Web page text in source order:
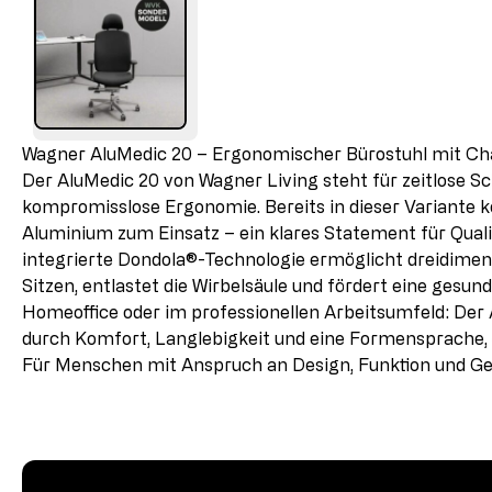
Wagner AluMedic 20 – Ergonomischer Bürostuhl mit
Der AluMedic 20 von Wagner Living steht für zeitlose
kompromisslose Ergonomie. Bereits in dieser Variante
Aluminium zum Einsatz – ein klares Statement für
integrierte Dondola®-Technologie ermöglicht
Sitzen, entlastet die Wirbelsäule und fördert eine
Homeoffice oder im professionellen Arbeitsumfeld: Der
durch Komfort, Langlebigkeit und eine Formensprache,
Für Menschen mit Anspruch an Design, Funktion und